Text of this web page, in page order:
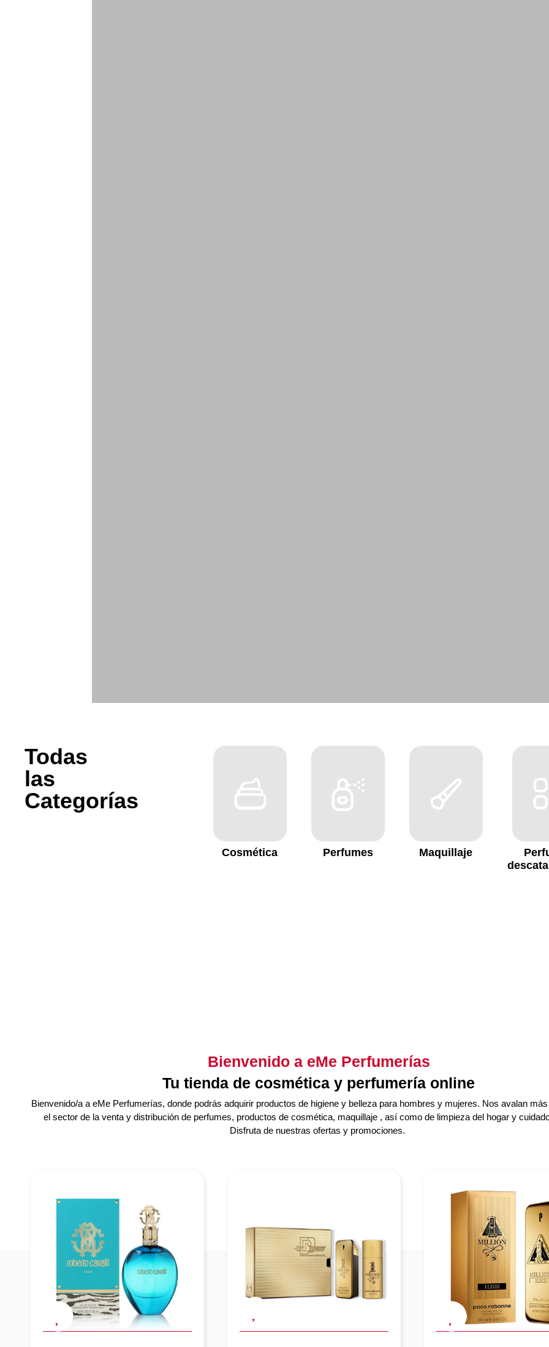
Todas
las
Categorías
Cosmética Perfumes Maquillaje
Bienvenido a eMe Perfumerías
Tu tienda de cosmética y perfumería online
Bienvenido/a a eMe Perfumerías, donde podrás adquirir productos de higiene y belleza para hombres y mujeres. Nos avalan
el sector de la venta y distribución de perfumes, productos de cosmética, maquillaje , así como de limpieza del hogar y
Disfruta de nuestras ofertas y promociones.